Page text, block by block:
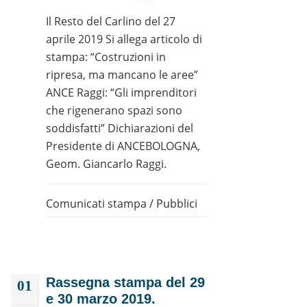
Il Resto del Carlino del 27
aprile 2019 Si allega articolo di
stampa: “Costruzioni in
ripresa, ma mancano le aree”
ANCE Raggi: “Gli imprenditori
che rigenerano spazi sono
soddisfatti” Dichiarazioni del
Presidente di ANCEBOLOGNA,
Geom. Giancarlo Raggi.
Comunicati stampa / Pubblici
01
Rassegna stampa del 29
e 30 marzo 2019.